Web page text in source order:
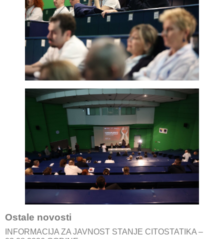
Ostale novosti
INFORMACIJA ZA JAVNOST STANJE CITOSTATIKA –